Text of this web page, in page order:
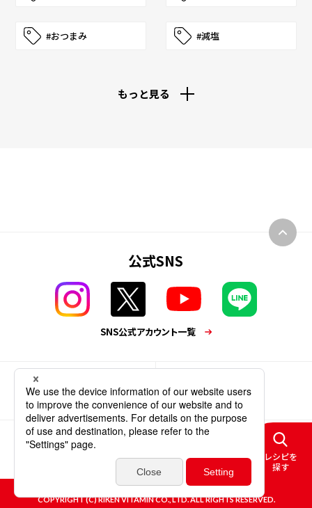
#おつまみ #減塩
もっと見る
レシピを
探す
公式SNS
SNS公式アカウント一覧
業務用商品 企業情報
ソーシャルメディアポリシーウェブアクセシビリティサイトマップ
COPYRIGHT (C) RIKEN VITAMIN CO., LTD. ALL RIGHTS RESERVED.